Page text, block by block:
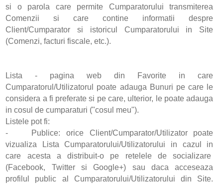
si o parola care permite Cumparatorului transmiterea
Comenzii si care contine informatii despre
Client/Cumparator si istoricul Cumparatorului in Site
(Comenzi, facturi fiscale, etc.).
Lista - pagina web din Favorite in care
Cumparatorul/Utilizatorul poate adauga Bunuri pe care le
considera a fi preferate si pe care, ulterior, le poate adauga
in cosul de cumparaturi ("cosul meu").
Listele pot fi:
- Publice: orice Client/Cumparator/Utilizator poate
vizualiza Lista Cumparatorului/Utilizatorului in cazul in
care acesta a distribuit-o pe retelele de socializare
(Facebook, Twitter si Google+) sau daca acceseaza
profilul public al Cumparatorului/Utilizatorului din Site.